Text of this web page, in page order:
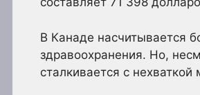
В Канаде насчитывается
здравоохранения. Но,
сталкивается с нехваткой